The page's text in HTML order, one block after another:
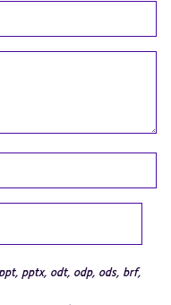
pptx, odt, odp, ods, brf,